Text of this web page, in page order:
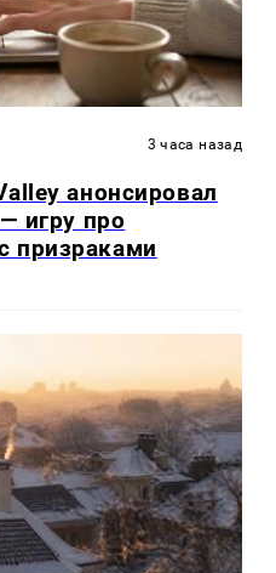
3 часа назад
анонсировал
игру про
призраками